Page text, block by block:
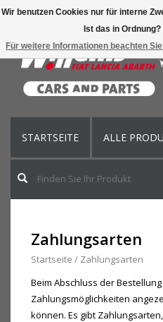
STARTSEITE ALLE
Zahlungsarten
Startseite / Zahlungsarten
Beim Abschluss der
Zahlungsmöglichkeiten
können. Es gibt
Wir benutzen Cookies nur für interne
Ist das in Ordnung?
Für weitere Informationen beachten